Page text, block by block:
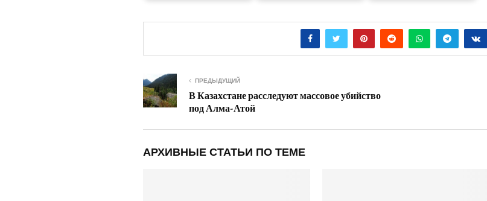
ПРЕДЫДУЩИЙ
В Казахстане расследуют массовое убийство
под Алма-Атой
АРХИВНЫЕ СТАТЬИ ПО ТЕМЕ